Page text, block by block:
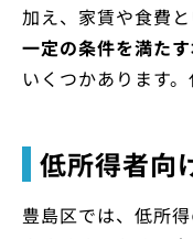
加え、家賃や食費
一定の条件を満た
いくつかあります
低所得者向
豊島区では、低所